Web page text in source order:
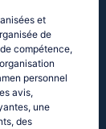
et
de
compétence,
personnel
avis,
une
des